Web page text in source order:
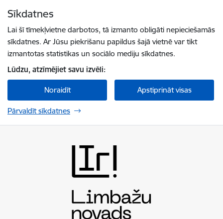
Sīkdatnes
Lai šī tīmekļvietne darbotos, tā izmanto obligāti nepieciešamās
sīkdatnes. Ar Jūsu piekrišanu papildus šajā vietnē var tikt
izmantotas statistikas un sociālo mediju sīkdatnes.
Lūdzu, atzīmējiet savu izvēli:
Noraidīt Apstiprināt visas
Pārvaldīt sīkdatnes